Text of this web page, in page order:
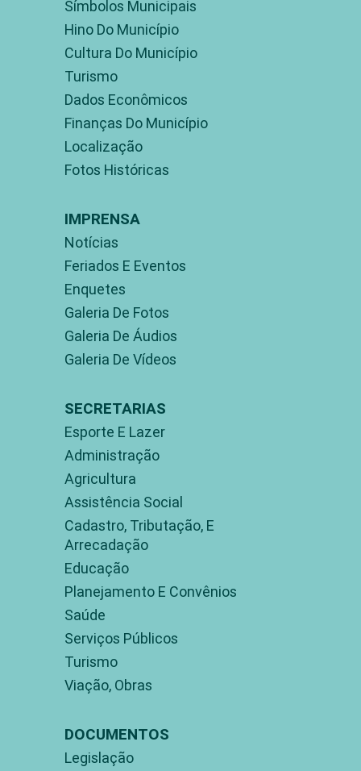
Símbolos Municipais
Hino Do Município
Cultura Do Município
Turismo
Dados Econômicos
Finanças Do Município
Localização
Fotos Históricas
IMPRENSA
Notícias
Feriados E Eventos
Enquetes
Galeria De Fotos
Galeria De Áudios
Galeria De Vídeos
SECRETARIAS
Esporte E Lazer
Administração
Agricultura
Assistência Social
Cadastro, Tributação, E
Arrecadação
Educação
Planejamento E Convênios
Saúde
Serviços Públicos
Turismo
Viação, Obras
DOCUMENTOS
Legislação